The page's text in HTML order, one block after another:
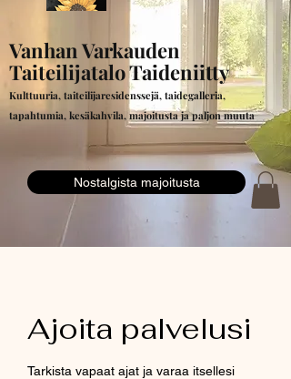
Vanhan Varkauden
Taiteilijatalo Taideniitty
Kulttuuria, taiteilijaresidenssejä, taidegalleria,
tapahtumia, kesäkahvila, majoitusta ja paljon muuta
Nostalgista majoitusta
Ajoita palvelusi
Tarkista vapaat ajat ja varaa itsellesi